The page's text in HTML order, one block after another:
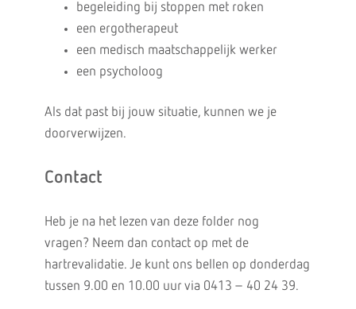
begeleiding bij stoppen met roken
een ergotherapeut
een medisch maatschappelijk werker
een psycholoog
Als dat past bij jouw situatie, kunnen we je
doorverwijzen.
Contact
Heb je na het lezen van deze folder nog
vragen? Neem dan contact op met de
hartrevalidatie. Je kunt ons bellen op donderdag
tussen 9.00 en 10.00 uur via 0413 – 40 24 39.